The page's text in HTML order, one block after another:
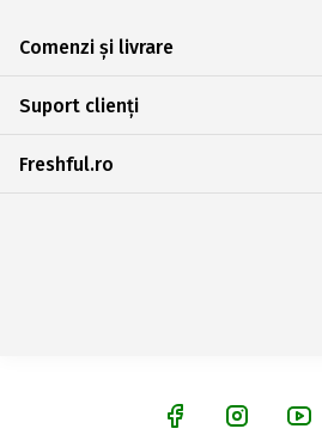
Comenzi și livrare
Suport clienți
Freshful.ro